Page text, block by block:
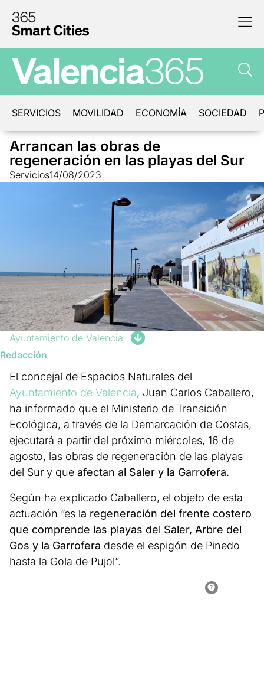
SERVICIOS MOVILIDAD ECONOMÍA SOCIEDAD
Arrancan las obras de
regeneración en las playas del Sur
Servicios14/08/2023
Ayuntamiento de Valencia
Redacción
El concejal de Espacios Naturales del
Ayuntamiento de Valencia, Juan Carlos Caballero,
ha informado que el Ministerio de Transición
Ecológica, a través de la Demarcación de Costas,
ejecutará a partir del próximo miércoles, 16 de
agosto, las obras de regeneración de las playas
del Sur y que afectan al Saler y la Garrofera.
Según ha explicado Caballero, el objeto de esta
actuación “es la regeneración del frente costero
que comprende las playas del Saler, Arbre del
Gos y la Garrofera desde el espigón de Pinedo
hasta la Gola de Pujol”.